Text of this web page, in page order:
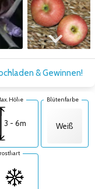
Zum nächsten Bild
& Gewinnen!
Höhe
3 - 6m
Blütenfarbe
Weiß